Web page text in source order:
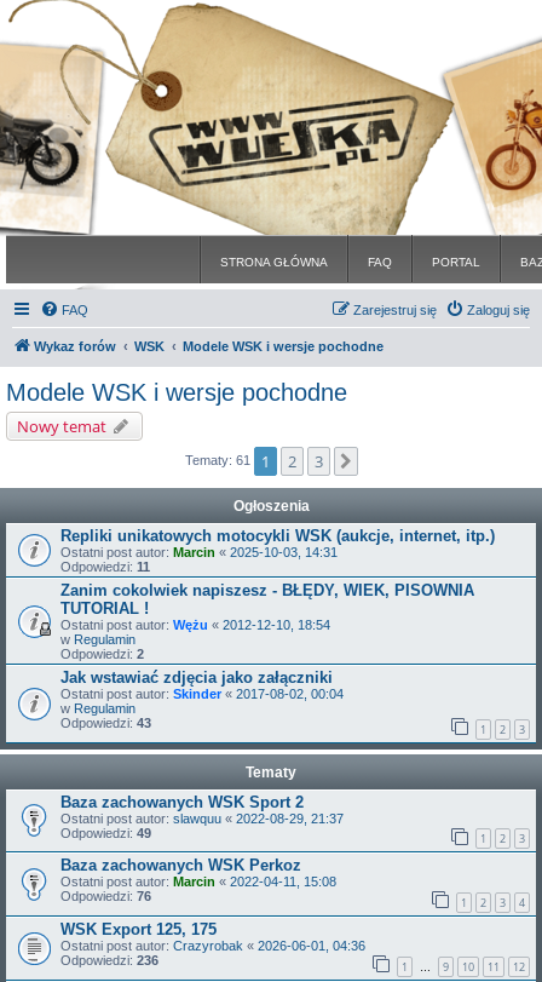
STRONA GŁÓWNA FAQ PORTAL
FAQ Zaloguj się
Zarejestruj się
Wykaz forów WSK Modele WSK i wersje pochodne
Modele WSK i wersje pochodne
Nowy temat
Tematy: 61 1 2 3
Ogłoszenia
Repliki unikatowych motocykli WSK (aukcje, internet, itp.)
Ostatni post autor: Marcin « 2025-10-03, 14:31
Odpowiedzi: 11
Zanim cokolwiek napiszesz - BŁĘDY, WIEK, PISOWNIA
TUTORIAL !
Ostatni post autor: Wężu « 2012-12-10, 18:54
w Regulamin
Odpowiedzi: 2
Jak wstawiać zdjęcia jako załączniki
Ostatni post autor: Skinder« 2017-08-02, 00:04
w Regulamin
Odpowiedzi: 43 1 2 3
Tematy
Baza zachowanych WSK Sport 2
Ostatni post autor: slawquu « 2022-08-29, 21:37
Odpowiedzi: 49 1 2 3
Baza zachowanych WSK Perkoz
Ostatni post autor: Marcin « 2022-04-11, 15:08
Odpowiedzi: 76 1 2 3 4
WSK Export 125, 175
Ostatni post autor: Crazyrobak « 2026-06-01, 04:36
Odpowiedzi: 236 1 … 9 10 11 12